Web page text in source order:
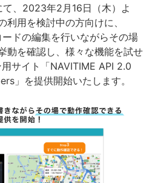
、2023年2月16日（木）よ
利用を検討中の方向けに、
ドの編集を行いながらその場
動を確認し、様々な機能を試せ
サイト「NAVITIME API 2.0
」を提供開始いたします。